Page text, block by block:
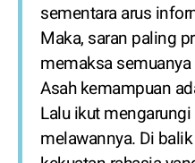
sementara arus
Maka, saran paling
memaksa
Asah kemampuan
Lalu ikut
melawannya. Di